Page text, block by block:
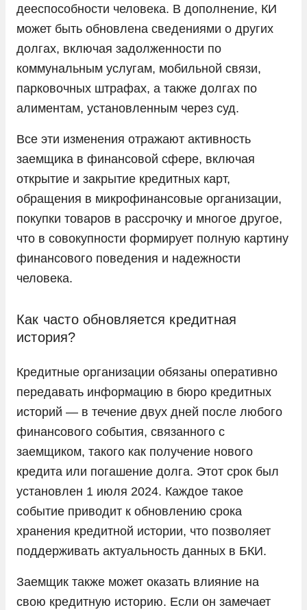
дееспособности человека. В дополнение, КИ
может быть обновлена сведениями о других
долгах, включая задолженности по
коммунальным услугам, мобильной связи,
парковочных штрафах, а также долгах по
алиментам, установленным через суд.
Все эти изменения отражают активность
заемщика в финансовой сфере, включая
открытие и закрытие кредитных карт,
обращения в микрофинансовые организации,
покупки товаров в рассрочку и многое другое,
что в совокупности формирует полную картину
финансового поведения и надежности
человека.
Как часто обновляется кредитная
история?
Кредитные организации обязаны оперативно
передавать информацию в бюро кредитных
историй — в течение двух дней после любого
финансового события, связанного с
заемщиком, такого как получение нового
кредита или погашение долга. Этот срок был
установлен 1 июля 2024. Каждое такое
событие приводит к обновлению срока
хранения кредитной истории, что позволяет
поддерживать актуальность данных в БКИ.
Заемщик также может оказать влияние на
свою кредитную историю. Если он замечает